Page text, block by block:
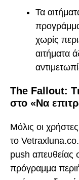
Τα
χωρίς
αιτήματα
The Fallout:
στο «Να
Μόλις οι
το
push απευθείας
πρόγραμμα